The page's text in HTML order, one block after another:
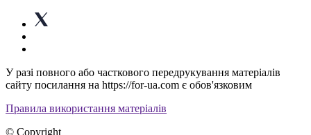
У разі повного або часткового передрукування матеріалів
сайту посилання на https://for-ua.com є обов'язковим
Правила використання матеріалів
© Copyright